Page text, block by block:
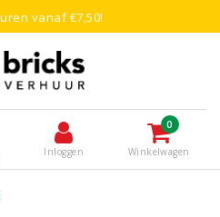
vanaf €7,50!
Inloggen
0
Winkelwagen